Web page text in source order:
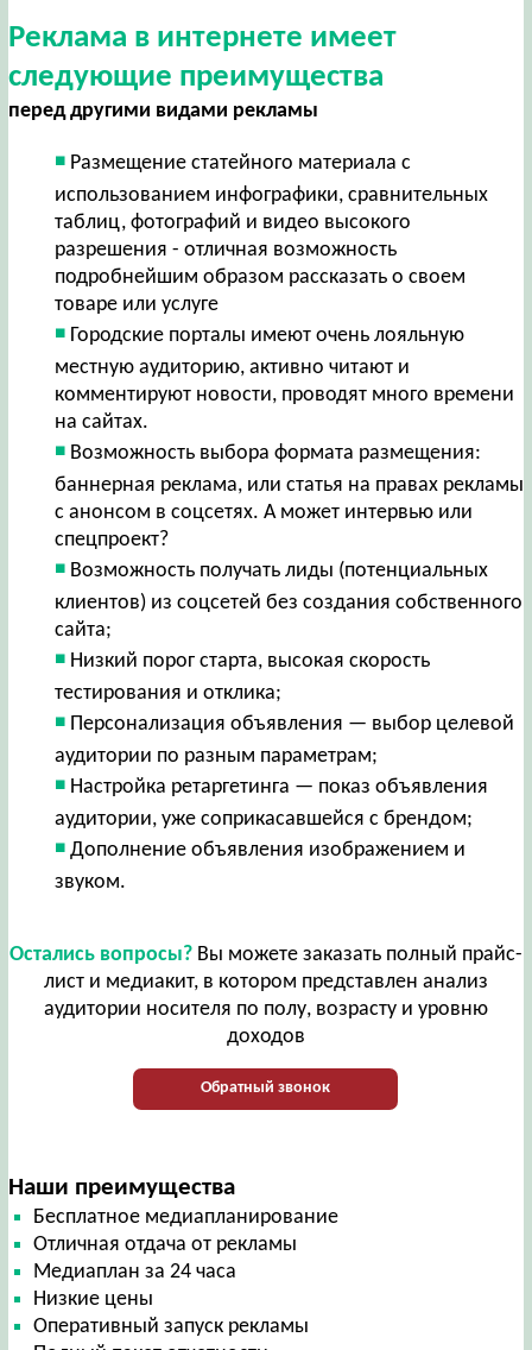
Реклама в интернете имеет
следующие преимущества
перед другими видами рекламы
Размещение статейного материала с
использованием инфографики, сравнительных
таблиц, фотографий и видео высокого
разрешения - отличная возможность
подробнейшим образом рассказать о своем
товаре или услуге
Городские порталы имеют очень лояльную
местную аудиторию, активно читают и
комментируют новости, проводят много времени
на сайтах.
Возможность выбора формата размещения:
баннерная реклама, или статья на правах рекламы
с анонсом в соцсетях. А может интервью или
спецпроект?
Возможность получать лиды (потенциальных
клиентов) из соцсетей без создания собственного
сайта;
Низкий порог старта, высокая скорость
тестирования и отклика;
Персонализация объявления — выбор целевой
аудитории по разным параметрам;
Настройка ретаргетинга — показ объявления
аудитории, уже соприкасавшейся с брендом;
Дополнение объявления изображением и
звуком.
Остались вопросы?Вы можете заказать полный прайс-
лист и медиакит, в котором представлен анализ
аудитории носителя по полу, возрасту и уровню
доходов
Обратный звонок
Наши преимущества
Бесплатное медиапланирование
Отличная отдача от рекламы
Медиаплан за 24 часа
Низкие цены
Оперативный запуск рекламы